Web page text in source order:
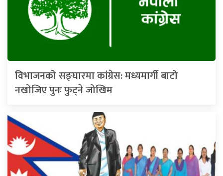
विभाजनको सङ्घारमा कांग्रेस: मध्यमार्गी बाटो
नखोजिए पुनः फुट्ने जोखिम